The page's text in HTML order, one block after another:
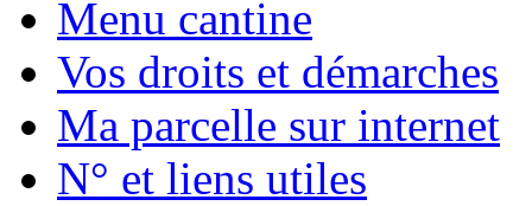
Menu cantine
Vos droits et démarches
Ma parcelle sur internet
N° et liens utiles